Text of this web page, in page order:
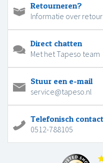
Retourneren?
Informatie over retour
Direct chatten
Met het Tapeso team
Stuur een e-mail
service@tapeso.nl
Telefonisch contact
0512-788105